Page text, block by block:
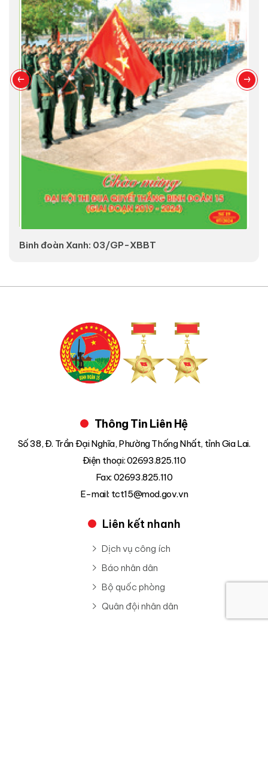
Binh đoàn Xanh: 03/GP-XBBT
Thông Tin Liên Hệ
Số 38, Đ. Trần Đại Nghĩa, Phường Thống Nhất, tỉnh Gia Lai.
Điện thoại: 02693.825.110
Fax: 02693.825.110
E-mail: tct15@mod.gov.vn
Liên kết nhanh
Dịch vụ công ích
Báo nhân dân
Bộ quốc phòng
Quân đội nhân dân